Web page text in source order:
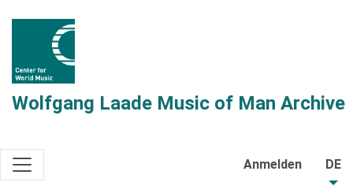
Wolfgang Laade Music of Man Archive
Anmelden DE